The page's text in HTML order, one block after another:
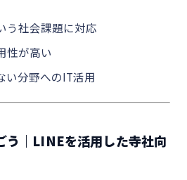
う社会課題に対応
性が高い
い分野へのIT活用
う｜LINEを活用した寺社向